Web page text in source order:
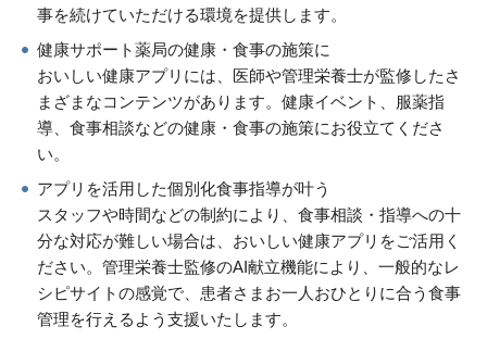
事を続けていただける環境を提供します。
健康サポート薬局の健康・食事の施策に
おいしい健康アプリには、医師や管理栄養士が監修したさ
まざまなコンテンツがあります。健康イベント、服薬指
導、食事相談などの健康・食事の施策にお役立てくださ
い。
アプリを活用した個別化食事指導が叶う
スタッフや時間などの制約により、食事相談・指導への十
分な対応が難しい場合は、おいしい健康アプリをご活用く
ださい。管理栄養士監修のAI献立機能により、一般的なレ
シピサイトの感覚で、患者さまお一人おひとりに合う食事
管理を行えるよう支援いたします。